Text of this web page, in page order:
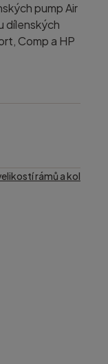
pump Air
dílenských
Comp a HP
rámů a kol